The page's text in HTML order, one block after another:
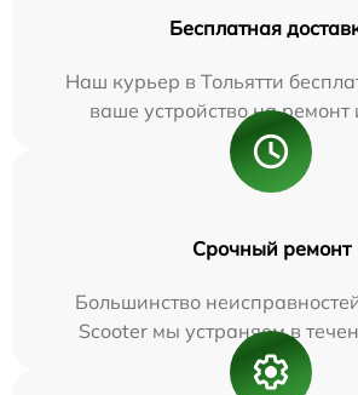
Бесплатная
Наш курьер в Тольятти
ваше устройство на ремонт
Срочный ремонт
Большинство
Scooter мы устраняем в